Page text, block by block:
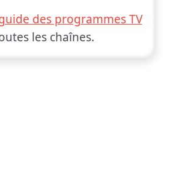
des programmes TV
les chaînes.